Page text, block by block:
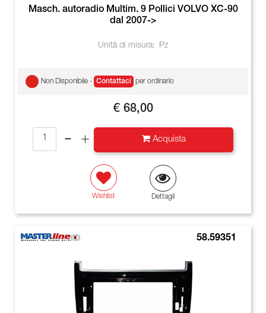
Masch. autoradio Multim. 9 Pollici VOLVO XC-90
dal 2007->
Unità di misura: Pz
Non Disponibile - Contattaci per ordinarlo
€ 68,00
Acquista
Wishlist Dettagli
58.59351